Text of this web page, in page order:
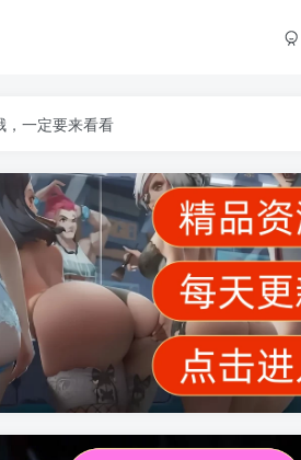
，一定要来看看